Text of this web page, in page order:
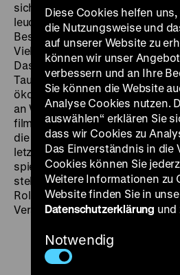
sich zu einer Religion bekennt,
leuchtende Neonkreuze sind
Bestandteil der Skylines
Viele davon gehören zu
Das sind gigantische
Tausend Mitglieder, die in ihrer
ökonomischen Struktur weniger
an Wirtschaftsunternehmen
filmische Annäherung arbeitet
die diese Form der
letzten Jahren erschüttert hat.
spielerisch-humoristische
stellt ein unerschrockener
Rollennamen Michael More (!)
Verantwortlichen vor laufender
Diese Cookies helfen
die Nutzungsweise und
auf unserer Website zu
können wir unser
verbessern und an Ihre
Sie können die Website
Analyse Cookies nutzen.
auswählen“ erklären Sie
dass wir Cookies zu
Das Einverständnis in die
Cookies können Sie
Weitere Informationen zu
Website finden Sie in
Datenschutzerklärung und
Notwendig